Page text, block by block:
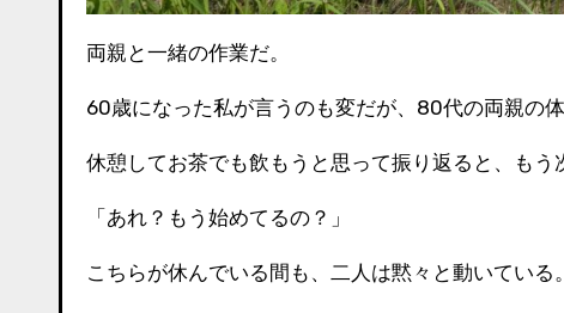
両親と一緒の作業だ。
60歳になった私が言うのも変だが、80代の両親の
休憩してお茶でも飲もうと思って振り返ると、もう
「あれ？もう始めてるの？」
こちらが休んでいる間も、二人は黙々と動いている。